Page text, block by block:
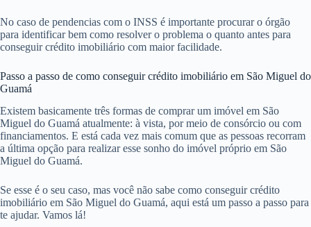
5. Apresentar problemas com a receita federal ou com o INSS
impedidas de conseguir crédito imobiliário em São Miguel do Guamá.
E só descobrem isso quando solicitam um financiamento.
Isso ocorre porque elas nem sabem quais problemas podem levar a
esse tipo de situação com a Receita Federal em São Miguel do Guamá.
Os problemas mais comuns são dívidas em aberto por não pagamento
de tributos e também deixar de declarar o imposto de renda por mais de
dois anos em São Miguel do Guamá.
No caso de pendencias com o INSS é importante procurar o órgão
para identificar bem como resolver o problema o quanto antes para
conseguir crédito imobiliário com maior facilidade.